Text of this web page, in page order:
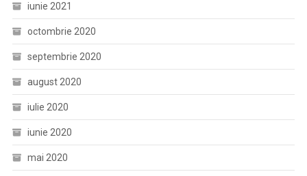
iunie 2021
octombrie 2020
septembrie 2020
august 2020
iulie 2020
iunie 2020
mai 2020